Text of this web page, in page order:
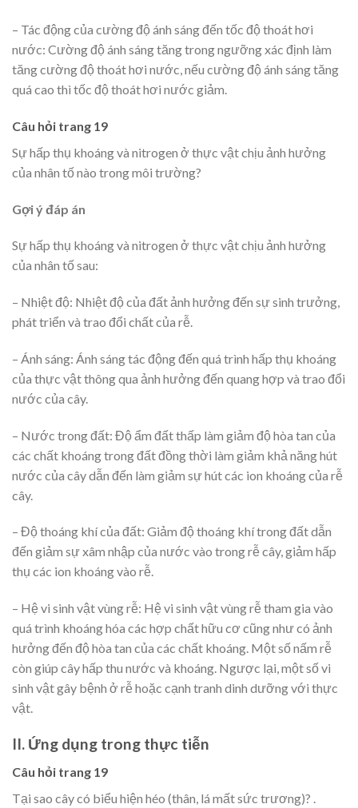
– Tác động của cường độ ánh sáng đến tốc độ thoát hơi
nước: Cường độ ánh sáng tăng trong ngưỡng xác định làm
tăng cường độ thoát hơi nước, nếu cường độ ánh sáng tăng
quá cao thì tốc độ thoát hơi nước giảm.
Câu hỏi trang 19
Sự hấp thụ khoáng và nitrogen ở thực vật chịu ảnh hưởng
của nhân tố nào trong môi trường?
Gợi ý đáp án
Sự hấp thụ khoáng và nitrogen ở thực vật chịu ảnh hưởng
của nhân tố sau:
– Nhiệt độ: Nhiệt độ của đất ảnh hưởng đến sự sinh trưởng,
phát triển và trao đổi chất của rễ.
– Ánh sáng: Ánh sáng tác động đến quá trình hấp thụ khoáng
của thực vật thông qua ảnh hưởng đến quang hợp và trao đổi
nước của cây.
– Nước trong đất: Độ ẩm đất thấp làm giảm độ hòa tan của
các chất khoáng trong đất đồng thời làm giảm khả năng hút
nước của cây dẫn đến làm giảm sự hút các ion khoáng của rễ
cây.
– Độ thoáng khí của đất: Giảm độ thoáng khí trong đất dẫn
đến giảm sự xâm nhập của nước vào trong rễ cây, giảm hấp
thụ các ion khoáng vào rễ.
– Hệ vi sinh vật vùng rễ: Hệ vi sinh vật vùng rễ tham gia vào
quá trình khoáng hóa các hợp chất hữu cơ cũng như có ảnh
hưởng đến độ hòa tan của các chất khoáng. Một số nấm rễ
còn giúp cây hấp thu nước và khoáng. Ngược lại, một số vi
sinh vật gây bệnh ở rễ hoặc cạnh tranh dinh dưỡng với thực
vật.
II. Ứng dụng trong thực tiễn
Câu hỏi trang 19
Tại sao cây có biểu hiện héo (thân, lá mất sức trương)? .